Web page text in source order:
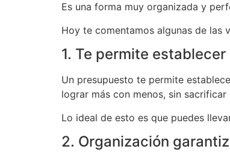
Es una forma muy organizada y
Hoy te comentamos algunas de las
1. Te permite
Un presupuesto te permite
lograr más con menos, sin
Lo ideal de esto es que puedes
2. Organización